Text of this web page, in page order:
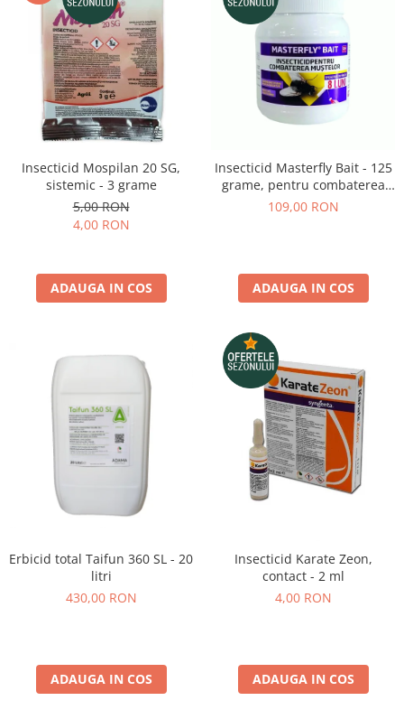
Insecticid Mospilan 20 SG,
sistemic - 3 grame
5,00 RON
4,00 RON
ADAUGA IN COS
Insecticid Masterfly Bait - 125
grame, pentru combaterea
mustelor
109,00 RON
ADAUGA IN COS
Erbicid total Taifun 360 SL - 20
litri
430,00 RON
ADAUGA IN COS
Insecticid Karate Zeon,
contact - 2 ml
4,00 RON
ADAUGA IN COS